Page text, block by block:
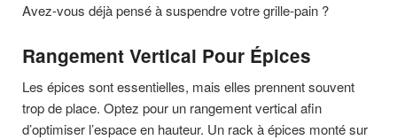
Avez-vous déjà pensé à suspendre votre grille-pain ?
Rangement Vertical Pour Épices
Les épices sont essentielles, mais elles prennent souvent
trop de place. Optez pour un rangement vertical afin
d’optimiser l’espace en hauteur. Un rack à épices monté sur